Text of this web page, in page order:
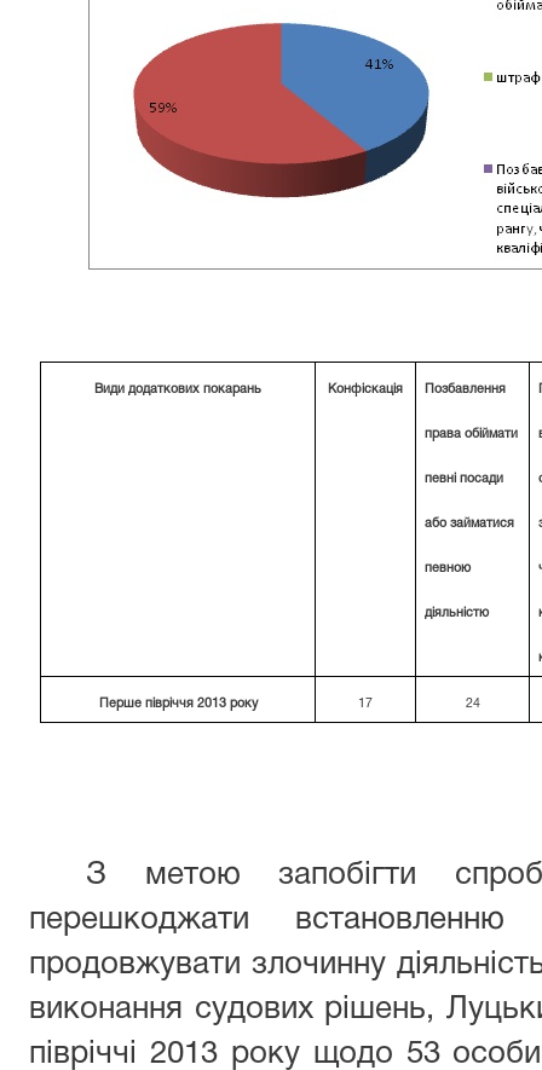
Види додаткових покарань Конфіскація Позбавлення
права обіймати
певні посади
або займатися
певною
діяльністю
Перше півріччя 2013 року 17 24
З метою запобігти
перешкоджати
продовжувати злочинну
виконання судових рішень,
півріччі 2013 року щодо 53